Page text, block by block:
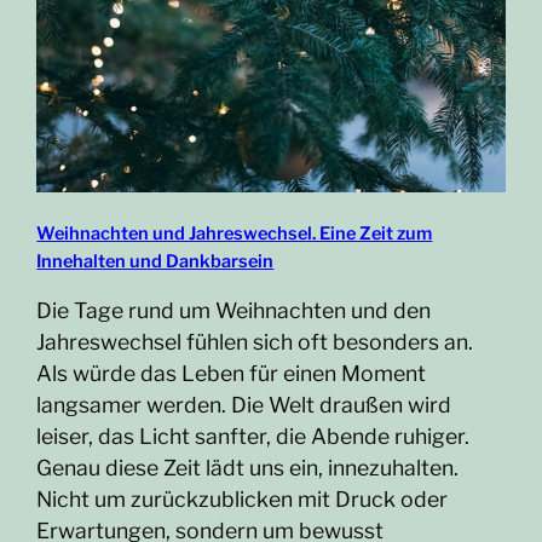
Weihnachten und Jahreswechsel. Eine Zeit zum
Innehalten und Dankbarsein
Die Tage rund um Weihnachten und den
Jahreswechsel fühlen sich oft besonders an.
Als würde das Leben für einen Moment
langsamer werden. Die Welt draußen wird
leiser, das Licht sanfter, die Abende ruhiger.
Genau diese Zeit lädt uns ein, innezuhalten.
Nicht um zurückzublicken mit Druck oder
Erwartungen, sondern um bewusst